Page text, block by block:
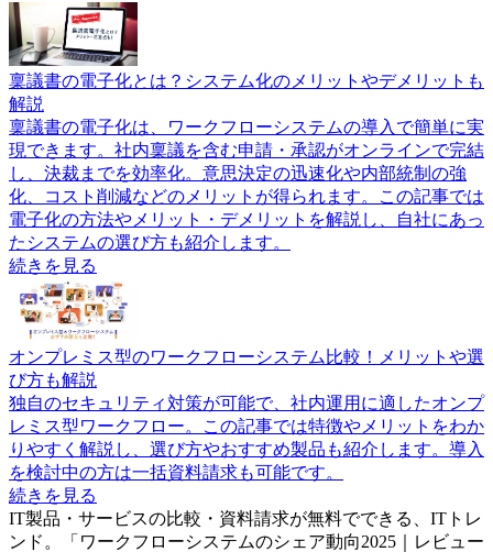
稟議書の電子化とは？システム化のメリットやデメリットも
解説
稟議書の電子化は、ワークフローシステムの導入で簡単に実
現できます。社内稟議を含む申請・承認がオンラインで完結
し、決裁までを効率化。意思決定の迅速化や内部統制の強
化、コスト削減などのメリットが得られます。この記事では
電子化の方法やメリット・デメリットを解説し、自社にあっ
たシステムの選び方も紹介します。
続きを見る
オンプレミス型のワークフローシステム比較！メリットや選
び方も解説
独自のセキュリティ対策が可能で、社内運用に適したオンプ
レミス型ワークフロー。この記事では特徴やメリットをわか
りやすく解説し、選び方やおすすめ製品も紹介します。導入
を検討中の方は一括資料請求も可能です。
続きを見る
IT製品・サービスの比較・資料請求が無料でできる、ITトレ
ンド。「 ワークフローシステムのシェア動向2025｜レビュー